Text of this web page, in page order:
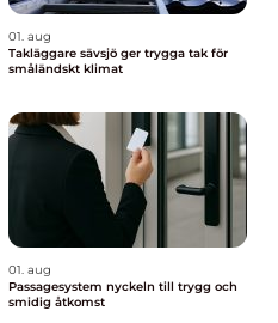
01. aug
Takläggare sävsjö ger trygga tak för
småländskt klimat
01. aug
Passagesystem nyckeln till trygg och
smidig åtkomst